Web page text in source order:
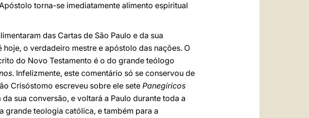
torna-se imediatamente alimento espiritual
das Cartas de São Paulo e da sua
o verdadeiro mestre e apóstolo das nações. O
do Novo Testamento é o do grande teólogo
. Infelizmente, este comentário só se conservou de
Crisóstomo escreveu sobre ele sete Panegíricos
sua conversão, e voltará a Paulo durante toda a
grande teologia católica, e também para a